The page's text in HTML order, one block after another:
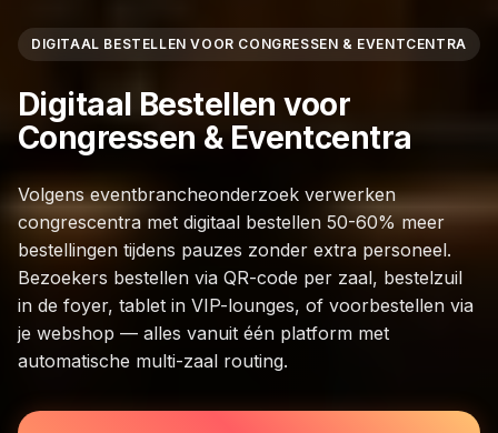
DIGITAAL BESTELLEN VOOR CONGRESSEN & EVENTCENTRA
Digitaal Bestellen voor
Congressen & Eventcentra
Volgens eventbrancheonderzoek verwerken
congrescentra met digitaal bestellen 50-60% meer
bestellingen tijdens pauzes zonder extra personeel.
Bezoekers bestellen via QR-code per zaal, bestelzuil
in de foyer, tablet in VIP-lounges, of voorbestellen via
je webshop — alles vanuit één platform met
automatische multi-zaal routing.